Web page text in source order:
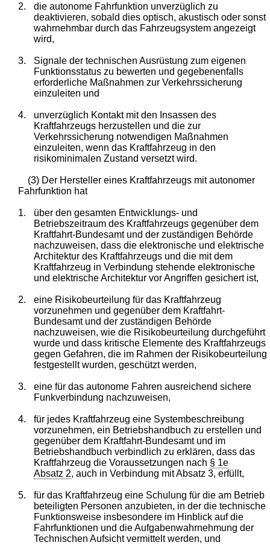
2.
die autonome Fahrfunktion unverzüglich zu
deaktivieren, sobald dies optisch, akustisch oder sonst
wahrnehmbar durch das Fahrzeugsystem angezeigt
wird,
3.
Signale der technischen Ausrüstung zum eigenen
Funktionsstatus zu bewerten und gegebenenfalls
erforderliche Maßnahmen zur Verkehrssicherung
einzuleiten und
4.
unverzüglich Kontakt mit den Insassen des
Kraftfahrzeugs herzustellen und die zur
Verkehrssicherung notwendigen Maßnahmen
einzuleiten, wenn das Kraftfahrzeug in den
risikominimalen Zustand versetzt wird.
(3) Der Hersteller eines Kraftfahrzeugs mit autonomer
Fahrfunktion hat
1.
über den gesamten Entwicklungs- und
Betriebszeitraum des Kraftfahrzeugs gegenüber dem
Kraftfahrt-Bundesamt und der zuständigen Behörde
nachzuweisen, dass die elektronische und elektrische
Architektur des Kraftfahrzeugs und die mit dem
Kraftfahrzeug in Verbindung stehende elektronische
und elektrische Architektur vor Angriffen gesichert ist,
2.
eine Risikobeurteilung für das Kraftfahrzeug
vorzunehmen und gegenüber dem Kraftfahrt-
Bundesamt und der zuständigen Behörde
nachzuweisen, wie die Risikobeurteilung durchgeführt
wurde und dass kritische Elemente des Kraftfahrzeugs
gegen Gefahren, die im Rahmen der Risikobeurteilung
festgestellt wurden, geschützt werden,
3.
eine für das autonome Fahren ausreichend sichere
Funkverbindung nachzuweisen,
4.
für jedes Kraftfahrzeug eine Systembeschreibung
vorzunehmen, ein Betriebshandbuch zu erstellen und
gegenüber dem Kraftfahrt-Bundesamt und im
Betriebshandbuch verbindlich zu erklären, dass das
Kraftfahrzeug die Voraussetzungen nach § 1e
Absatz 2, auch in Verbindung mit Absatz 3, erfüllt,
5.
für das Kraftfahrzeug eine Schulung für die am Betrieb
beteiligten Personen anzubieten, in der die technische
Funktionsweise insbesondere im Hinblick auf die
Fahrfunktionen und die Aufgabenwahrnehmung der
Technischen Aufsicht vermittelt werden, und